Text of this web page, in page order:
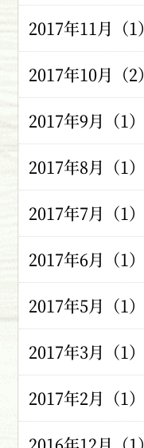
2017年11月（1）
2017年10月（2）
2017年9月（1）
2017年8月（1）
2017年7月（1）
2017年6月（1）
2017年5月（1）
2017年3月（1）
2017年2月（1）